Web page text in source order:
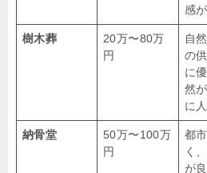
感
樹木葬
20万〜80万
円
自
の
に
然
に
納骨堂
50万〜100万
円
都
く
が